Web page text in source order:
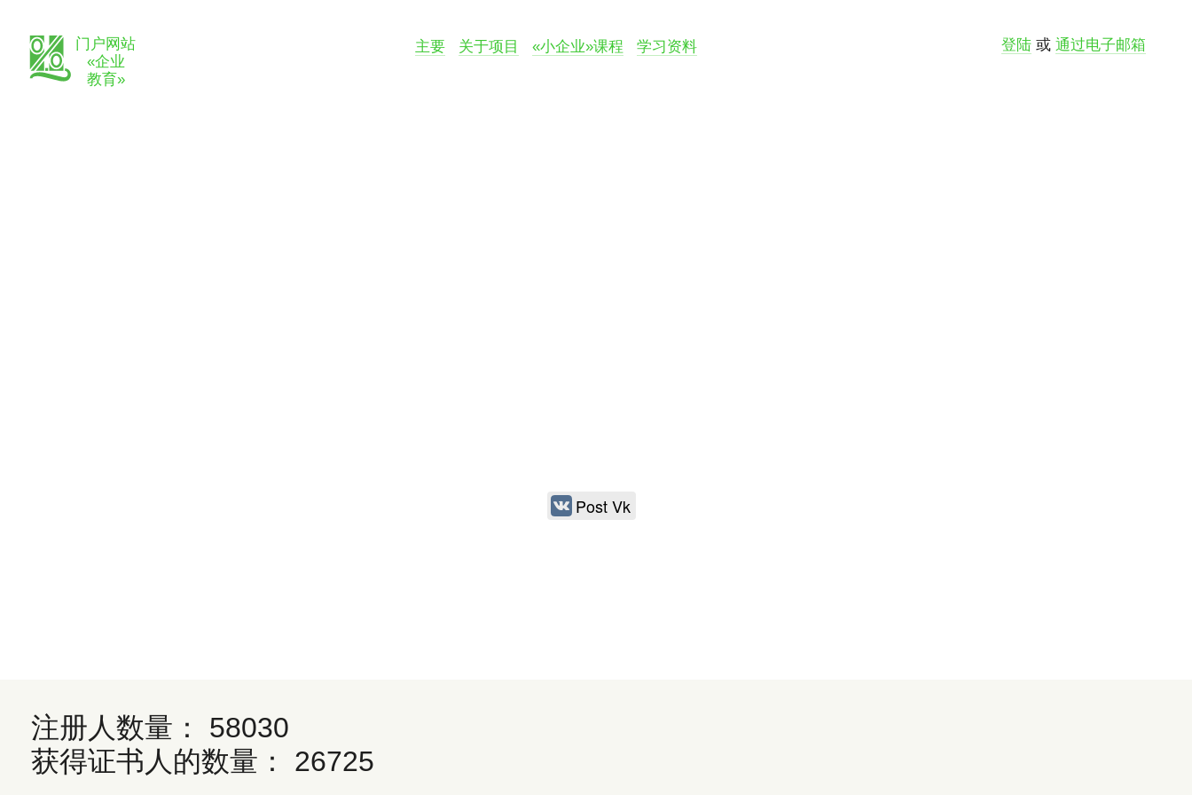
门户网站
«企业
教育»
主要 关于项目 «小企业»课程 学习资料 登陆 或通过电子邮箱
Post Vk
注册人数量： 58030
获得证书人的数量： 26725